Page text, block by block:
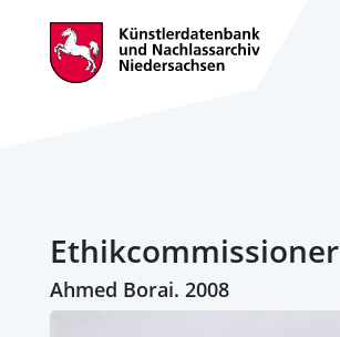
Ethikcommissioner
Ahmed Borai. 2008